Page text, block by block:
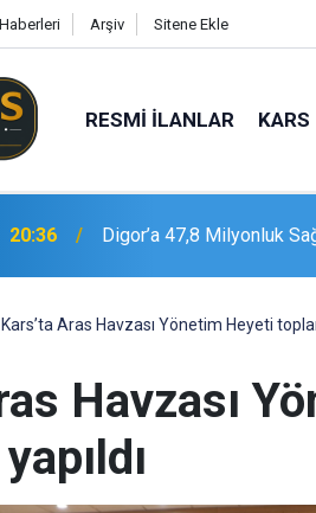
Arşiv Sitene Ekle
RESMI İLANLAR KARS
20:25 Oğlunun Katili İle Nikah
Kars’ta Aras Havzası Yönetim Heyeti
Havzası